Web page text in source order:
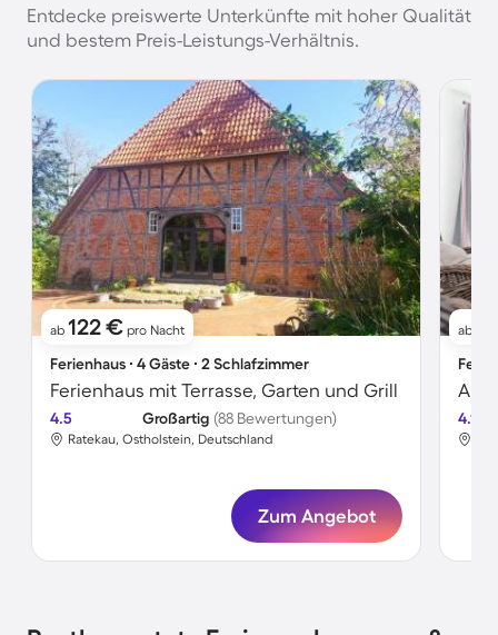
Entdecke preiswerte Unterkünfte mit hoher Qualität
und bestem Preis-Leistungs-Verhältnis.
ab 122 € pro Nacht
Ferienhaus ∙ 4 Gäste ∙ 2 Schlafzimmer
Ferienhaus mit Terrasse, Garten und Grill
4.5 Großartig (88 Bewertungen)
Ratekau, Ostholstein, Deutschland
Zum Angebot
ab
4.1